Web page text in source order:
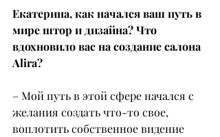
Екатерина, как начался ваш путь в
мире штор и дизайна? Что
вдохновило вас на создание салона
Alira?
– Мой путь в этой сфере начался с
желания создать что-то свое,
воплотить собственное видение